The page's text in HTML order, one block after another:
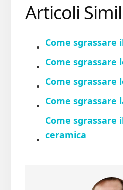
Articoli
Come sgrassare
Come sgrassare
Come sgrassare
Come sgrassare
Come sgrassare
ceramica​